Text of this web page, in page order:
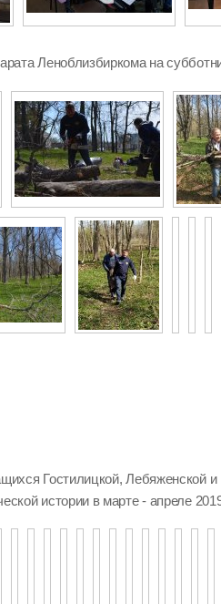
Леноблизбиркома на
Гостилицкой, Лебяженской
истории в марте - апреле